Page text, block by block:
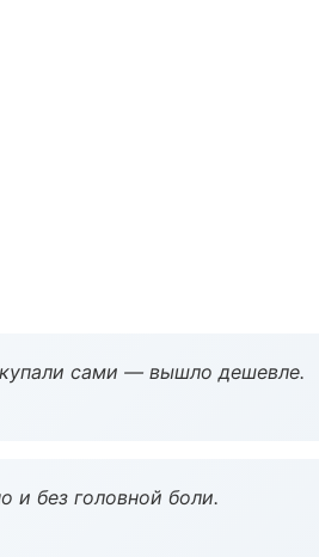
сами — вышло дешевле.
и без головной боли.